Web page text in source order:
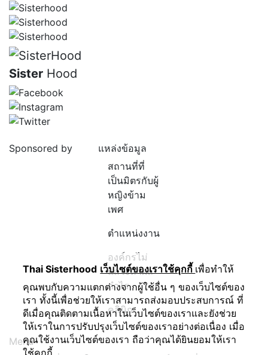
Sister Hood
Sponsored by
แหล่งข้อมูล
สถานที่ที่
เป็นมิตรกับผู้
หญิงข้าม
เพศ
ตำแหน่งงาน
องค์กรไม่
แสวงหาผล
กำไร
คลินิก
Menu
Thai Sisterhood เว็บไซต์ของเราใช้คุกกี้ เพื่อทำให้
คุณพบกับความแตกต่างจากผู้ใช้อื่น ๆ ของเว็บไซต์ของ
เรา ทั้งนี้เพื่อช่วยให้เราสามารถส่งมอบประสบการณ์ ที่
ดีเมื่อคุณติดตามเนื้อหาในเว็บไซต์ของเราและยังช่วย
ให้เราในการปรับปรุงเว็บไซต์ของเราอย่างต่อเนื่อง เมื่อ
คุณใช้งานเว็บไซต์ของเรา ถือว่าคุณได้ยินยอมให้เรา